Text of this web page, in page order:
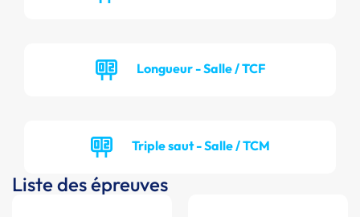
Longueur - Salle / TCF
Triple saut - Salle / TCM
Liste des épreuves